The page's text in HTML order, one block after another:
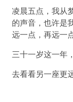
凌晨五点，我从
的声音，也许是
远一点，再远一
三十一岁这一年
去看看另一座更